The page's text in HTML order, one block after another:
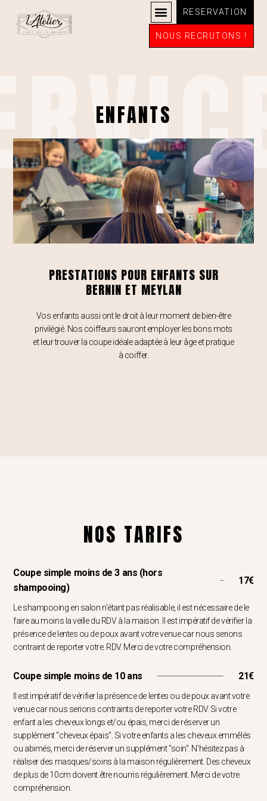
RESERVATION
NOUS RECRUTONS !
ENFANTS
PRESTATIONS POUR ENFANTS SUR
BERNIN ET MEYLAN
Vos enfants aussi ont le droit à leur moment de bien-être
privilégié. Nos coiffeurs sauront employer les bons mots
et leur trouver la coupe idéale adaptée à leur âge et pratique
à coiffer.
NOS TARIFS
Coupe simple moins de 3 ans (hors
shampooing)
17€
Le shampooing en salon n'étant pas réalisable, il est nécessaire de le
faire au moins la veille du RDV à la maison. Il est impératif de vérifier la
présence de lentes ou de poux avant votre venue car nous serions
contraint de reporter votre. RDV. Merci de votre compréhension.
Coupe simple moins de 10 ans 21€
Il est impératif de vérifier la présence de lentes ou de poux avant votre
venue car nous serions contraints de reporter votre RDV. Si votre
enfant a les cheveux longs et/ou épais, merci de réserver un
supplément "cheveux épais". Si votre enfants a les cheveux emmêlés
ou abimés, merci de réserver un supplément "soin". N'hésitez pas à
réaliser des masques/soins à la maison régulièrement. Des cheveux
de plus de 10cm doivent être nourris régulièrement. Merci de votre
compréhension.